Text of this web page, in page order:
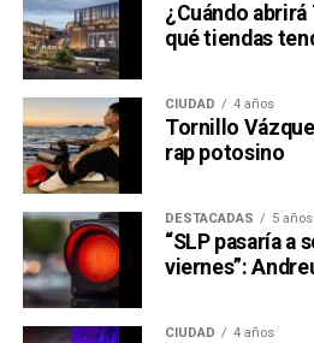
¿Cuándo abrirá
qué tiendas
CIUDAD 4 años
Tornillo
rap potosino
DESTACADAS 5 años
“SLP pasaría a
viernes”:
CIUDAD 4 años